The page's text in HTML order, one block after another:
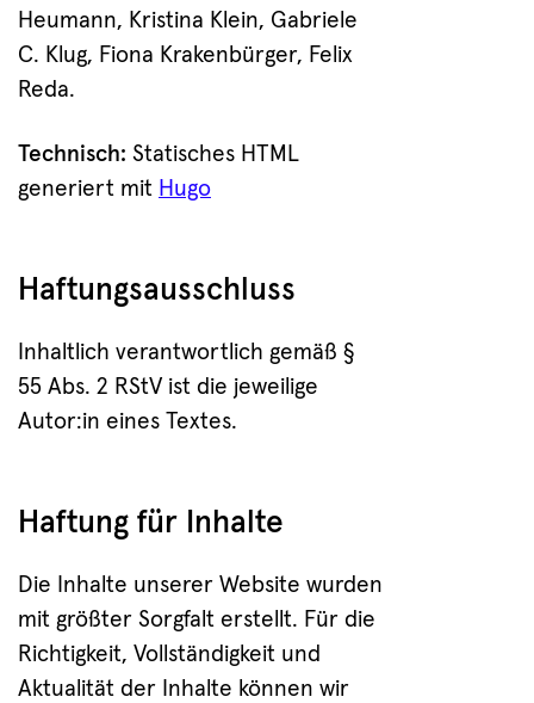
Heumann, Kristina Klein, Gabriele
C. Klug, Fiona Krakenbürger, Felix
Reda.
Technisch: Statisches HTML
generiert mit Hugo
Haftungsausschluss
Inhaltlich verantwortlich gemäß §
55 Abs. 2 RStV ist die jeweilige
Autor:in eines Textes.
Haftung für Inhalte
Die Inhalte unserer Website wurden
mit größter Sorgfalt erstellt. Für die
Richtigkeit, Vollständigkeit und
Aktualität der Inhalte können wir